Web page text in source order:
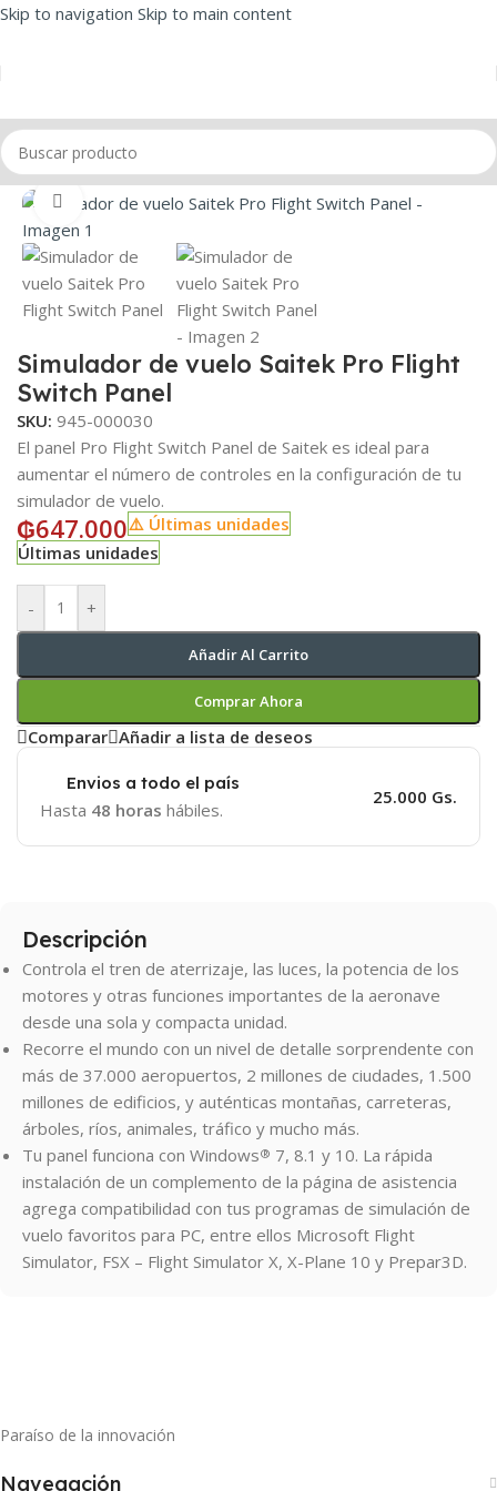
Skip to navigation Skip to main content
Inicio/Simuladores/Simulador de Vuelo
Click to enlarge
Simulador de vuelo Saitek Pro Flight
Switch Panel
SKU: 945-000030
El panel Pro Flight Switch Panel de Saitek es ideal para
aumentar el número de controles en la configuración de tu
simulador de vuelo.
₲647.000⚠️ Últimas unidades
Últimas unidades
- +
Añadir Al Carrito
Comprar Ahora
Comparar Añadir a lista de deseos
Envios a todo el país
Hasta 48 horas hábiles.
25.000 Gs.
Descripción
Controla el tren de aterrizaje, las luces, la potencia de los
motores y otras funciones importantes de la aeronave
desde una sola y compacta unidad.
Recorre el mundo con un nivel de detalle sorprendente con
más de 37.000 aeropuertos, 2 millones de ciudades, 1.500
millones de edificios, y auténticas montañas, carreteras,
árboles, ríos, animales, tráfico y mucho más.
Tu panel funciona con Windows® 7, 8.1 y 10. La rápida
instalación de un complemento de la página de asistencia
agrega compatibilidad con tus programas de simulación de
vuelo favoritos para PC, entre ellos Microsoft Flight
Simulator, FSX – Flight Simulator X, X-Plane 10 y Prepar3D.
Paraíso de la innovación
Navegación